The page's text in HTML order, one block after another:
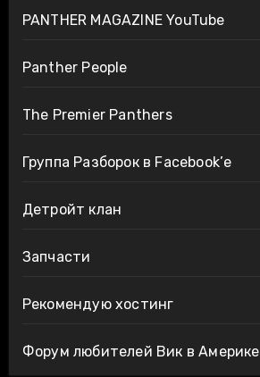
PANTHER MAGAZINE YouTube
Panther People
The Premier Panthers
Группа Разборок в Facebook’е
Детройт клан
Запчасти
Рекомендую хостинг
Форум любителей Вик в Америке